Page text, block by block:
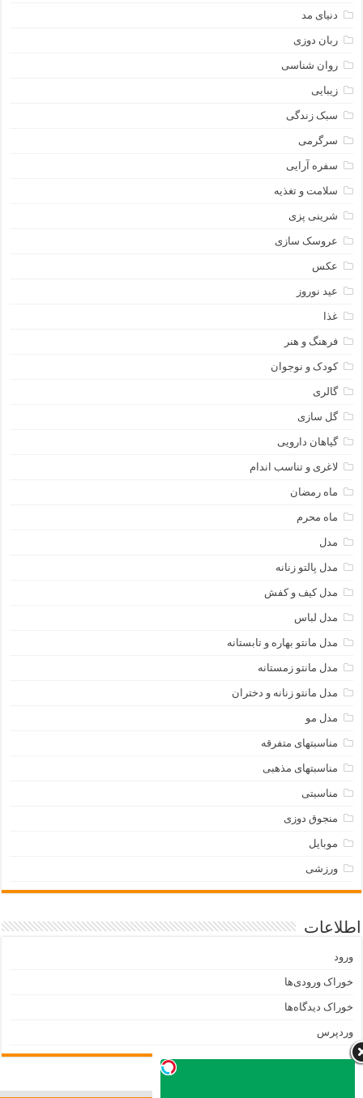
دنیای مد
ربان دوزی
روان شناسی
زیبایی
سبک زندگی
سرگرمی
سفره آرایی
سلامت و تغذیه
شرینی پزی
عروسک سازی
عکس
عید نوروز
غذا
فرهنگ و هنر
کودک و نوجوان
گالری
گل سازی
گیاهان دارویی
لاغری و تناسب اندام
ماه رمضان
ماه محرم
مدل
مدل پالتو زنانه
مدل کیف و کفش
مدل لباس
مدل مانتو بهاره و تابستانه
مدل مانتو زمستانه
مدل مانتو زنانه و دختران
مدل مو
مناسبتهای متفرقه
مناسبتهای مذهبی
مناسبتی
منجوق دوزی
موبایل
ورزشی
اطلاعات
ورود
خوراک ورودی‌ها
خوراک دیدگاه‌ها
وردپرس